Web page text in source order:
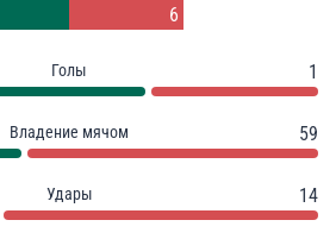
6
Голы 1
Владение мячом 59
Удары 14